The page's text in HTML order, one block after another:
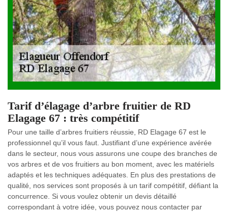
Tarif d’élagage d’arbre fruitier de RD
Elagage 67 : très compétitif
Pour une taille d’arbres fruitiers réussie, RD Elagage 67 est le
professionnel qu’il vous faut. Justifiant d’une expérience avérée
dans le secteur, nous vous assurons une coupe des branches de
vos arbres et de vos fruitiers au bon moment, avec les matériels
adaptés et les techniques adéquates. En plus des prestations de
qualité, nos services sont proposés à un tarif compétitif, défiant la
concurrence. Si vous voulez obtenir un devis détaillé
correspondant à votre idée, vous pouvez nous contacter par